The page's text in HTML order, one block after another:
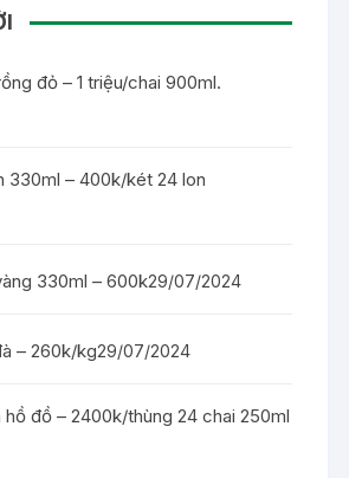
đỏ – 1 triệu/chai 900ml.
330ml – 400k/két 24 lon
330ml – 600k29/07/2024
– 260k/kg29/07/2024
hồ đồ – 2400k/thùng 24 chai 250ml